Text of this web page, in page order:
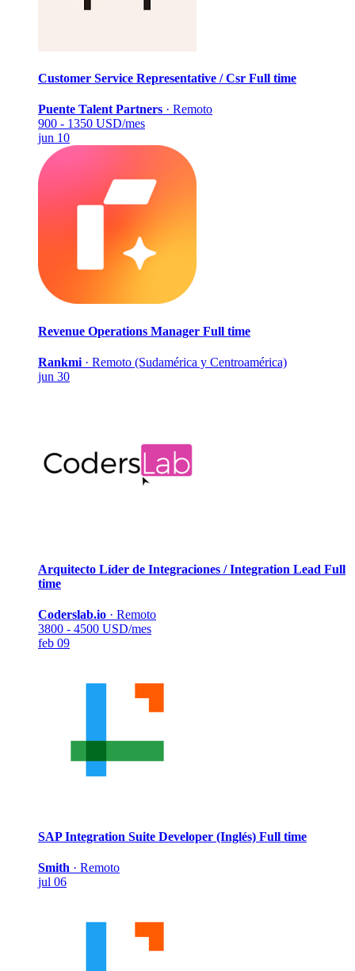
Customer Service Representative / Csr Full time
Puente Talent Partners · Remoto
900 - 1350 USD/mes
jun 10
Revenue Operations Manager Full time
Rankmi · Remoto (Sudamérica y Centroamérica)
jun 30
Arquitecto Líder de Integraciones / Integration Lead Full
time
Coderslab.io · Remoto
3800 - 4500 USD/mes
feb 09
SAP Integration Suite Developer (Inglés) Full time
Smith · Remoto
jul 06